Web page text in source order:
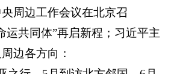
周边工作会议在北京召
运共同体”再启新程；习近平主
边各方向：